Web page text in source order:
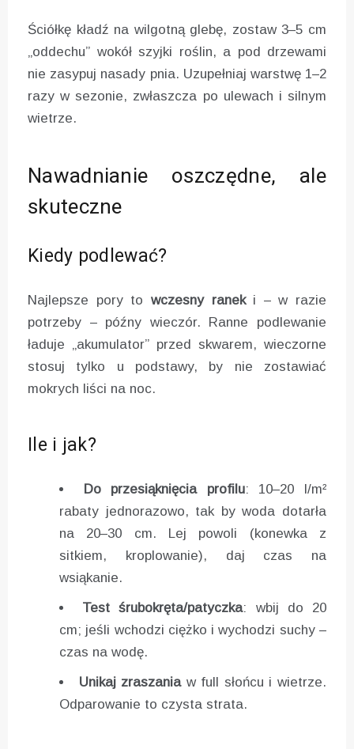
Ściółkę kładź na wilgotną glebę, zostaw 3–5 cm
„oddechu” wokół szyjki roślin, a pod drzewami
nie zasypuj nasady pnia. Uzupełniaj warstwę 1–2
razy w sezonie, zwłaszcza po ulewach i silnym
wietrze.
Nawadnianie oszczędne, ale
skuteczne
Kiedy podlewać?
Najlepsze pory to wczesny raneki – w razie
potrzeby – późny wieczór. Ranne podlewanie
ładuje „akumulator” przed skwarem, wieczorne
stosuj tylko u podstawy, by nie zostawiać
mokrych liści na noc.
Ile i jak?
Do przesiąknięcia profilu: 10–20 l/m²
rabaty jednorazowo, tak by woda dotarła
na 20–30 cm. Lej powoli (konewka z
sitkiem, kroplowanie), daj czas na
wsiąkanie.
Test śrubokręta/patyczka: wbij do 20
cm; jeśli wchodzi ciężko i wychodzi suchy –
czas na wodę.
Unikaj zraszaniaw full słońcu i wietrze.
Odparowanie to czysta strata.